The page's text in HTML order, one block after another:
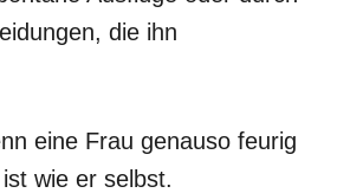
die ihn
eine Frau genauso feurig
wie er selbst.